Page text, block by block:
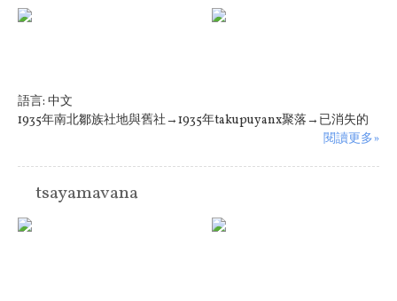
語言: 中文
1935年南北鄒族社地與舊社→1935年takupuyanx聚落→已消失的
閱讀更多»
tsayamavana